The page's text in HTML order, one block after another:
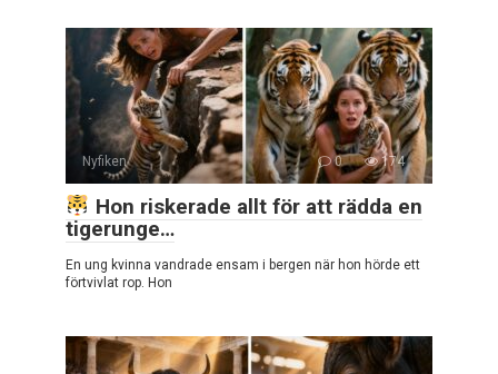
Nyfiken 0 174
Hon riskerade allt för att rädda en
tigerunge…
En ung kvinna vandrade ensam i bergen när hon hörde ett
förtvivlat rop. Hon